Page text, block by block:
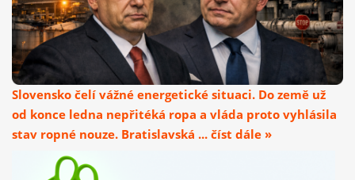
Slovensko čelí vážné energetické situaci. Do země už
od konce ledna nepřitéká ropa a vláda proto vyhlásila
stav ropné nouze. Bratislavská ... číst dále »